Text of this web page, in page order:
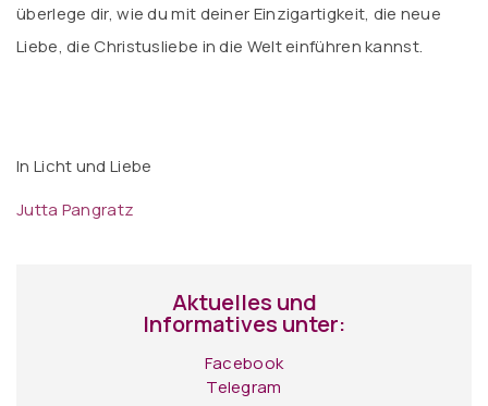
überlege dir, wie du mit deiner Einzigartigkeit, die neue
Liebe, die Christusliebe in die Welt einführen kannst.
In Licht und Liebe
Jutta Pangratz
Aktuelles und
Informatives unter:
Facebook
Telegram